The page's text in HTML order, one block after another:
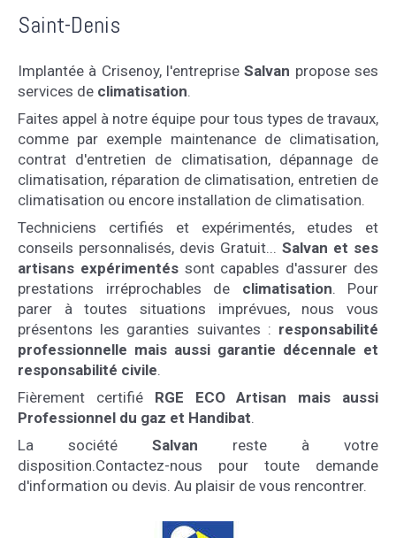
Saint-Denis
Implantée à Crisenoy, l'entrepriseSalvan propose ses
services de climatisation.
Faites appel à notre équipe pour tous types de travaux,
comme par exemple maintenance de climatisation,
contrat d'entretien de climatisation, dépannage de
climatisation, réparation de climatisation, entretien de
climatisation ou encore installation de climatisation.
Techniciens certifiés et expérimentés, etudes et
conseils personnalisés, devis Gratuit... Salvan et ses
artisans expérimentéssont capables d'assurer des
prestations irréprochables de climatisation. Pour
parer à toutes situations imprévues, nous vous
présentons les garanties suivantes : responsabilité
professionnelle mais aussi garantie décennale et
responsabilité civile.
Fièrement certifié RGE ECO Artisan mais aussi
Professionnel du gaz et Handibat.
La société Salvan reste à votre
disposition.Contactez-nous pour toute demande
d'information ou devis. Au plaisir de vous rencontrer.